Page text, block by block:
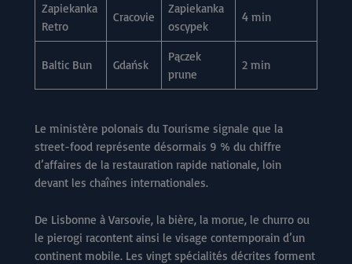
Zapiekanka
Retro
Cracovie
Zapiekanka
oscypek
4 min
Baltic Bun Gdańsk
Pączek
prune
2 min
Le ministère polonais du Tourisme signale que la
street-food représente désormais 9 % du chiffre
d’affaires de la restauration rapide nationale, loin
devant les chaînes internationales.
De Lisbonne à Varsovie, la bière, la morue, le churro ou
le pierogi racontent ainsi le visage contemporain d’un
continent mobile. Les vingt spécialités décrites forment